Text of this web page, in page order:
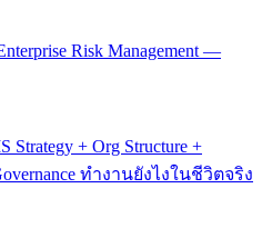
Risk Management —
Strategy + Org Structure +
ทำงานยังไงในชีวิตจริง